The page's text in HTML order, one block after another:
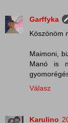
Garffyka
Köszönöm
Maimoni,
Manó is
Válasz
Karulino